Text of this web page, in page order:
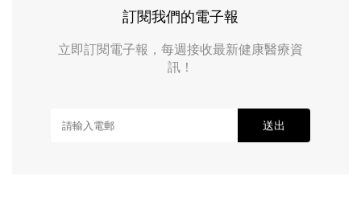
訂閱我們的電子報
立即訂閱電子報，每週接收最新健康醫療資
訊！
送出